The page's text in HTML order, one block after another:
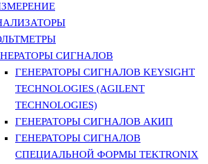
СИГНАЛОВ
ГЕНЕРАТОРЫ СИГНАЛОВ KEYSIGHT
TECHNOLOGIES (AGILENT
TECHNOLOGIES)
ГЕНЕРАТОРЫ СИГНАЛОВ АКИП
ГЕНЕРАТОРЫ СИГНАЛОВ
СПЕЦИАЛЬНОЙ ФОРМЫ TEKTRONIX